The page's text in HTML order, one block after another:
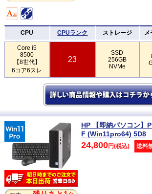
CPU CPUランク ストレージ メ
Core i5
8500
【8世代】
6コア6スレ
23
SSD
256GB
NVMe
HP 【即納パソコン】
F (Win11pro64) 5D8
24,800円(税込) 送料